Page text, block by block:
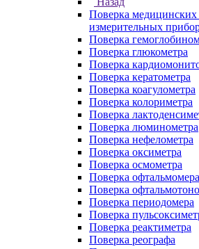
Поверка
измерительных
Поверка
Поверка глюкометра
Поверка
Поверка кератометра
Поверка коагулометра
Поверка колориметра
Поверка
Поверка люминометра
Поверка нефелометра
Поверка оксиметра
Поверка осмометра
Поверка офтальмомера
Поверка
Поверка периодомера
Поверка
Поверка реактиметра
Поверка реографа